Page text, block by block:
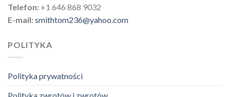
Telefon: +1 646 868 9032
E-mail:smithtom236@yahoo.com
POLITYKA
Polityka prywatności